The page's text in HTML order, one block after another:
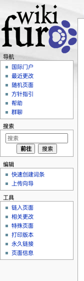
导航
国际门户
最近更改
随机页面
方针指引
帮助
群聊
搜索
编辑
快速创建词条
上传向导
工具
链入页面
相关更改
特殊页面
打印版本
永久链接
页面信息